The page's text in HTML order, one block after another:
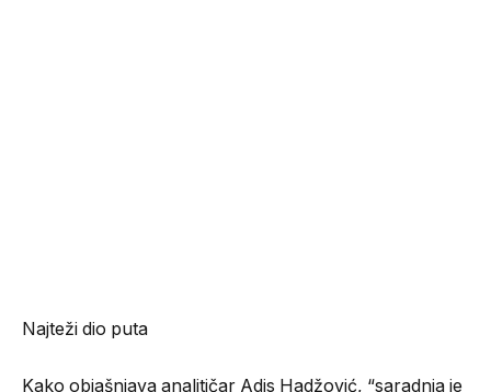
Najteži dio puta
Kako objašnjava analitičar Adis Hadžović, “saradnja je